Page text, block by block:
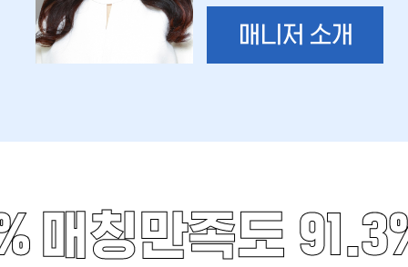
매니저 소개
매칭만족도